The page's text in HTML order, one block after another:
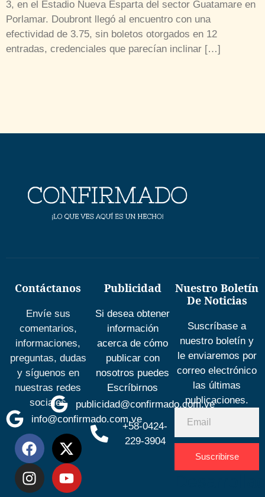
3, en el Estadio Nueva Esparta del sector Guatamare en
Porlamar. Doubront llegó al encuentro con una
efectividad de 3.75, sin boletos otorgados en 12
entradas, credenciales que parecían inclinar […]
Contáctanos
Envíe sus
comentarios,
informaciones,
preguntas, dudas
y síguenos en
nuestras redes
sociales
info@confirmado.com.ve
Publicidad
Si desea obtener
información
acerca de cómo
publicar con
nosotros puedes
Escríbirnos
publicidad@confirmado.com.ve
+58-0424-
229-3904
Nuestro Boletín
De Noticias
Suscríbase a
nuestro boletín y
le enviaremos por
correo electrónico
las últimas
publicaciones.
Suscribirse